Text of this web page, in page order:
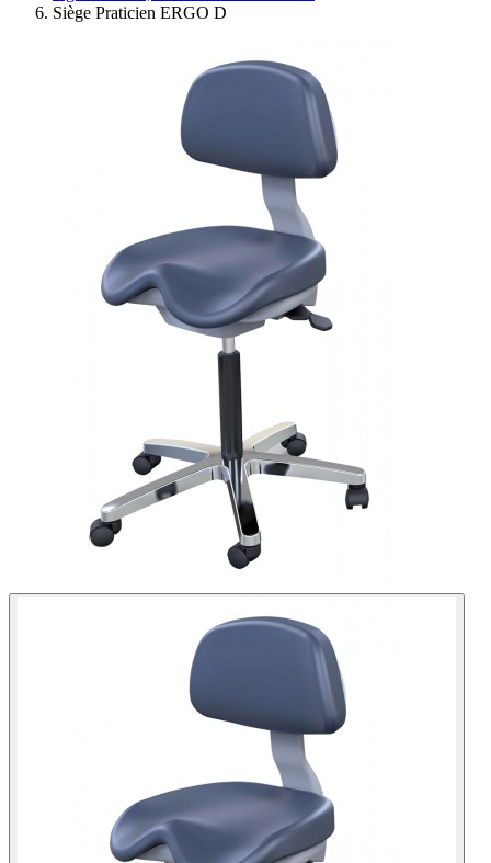
Siège Praticien ERGO D